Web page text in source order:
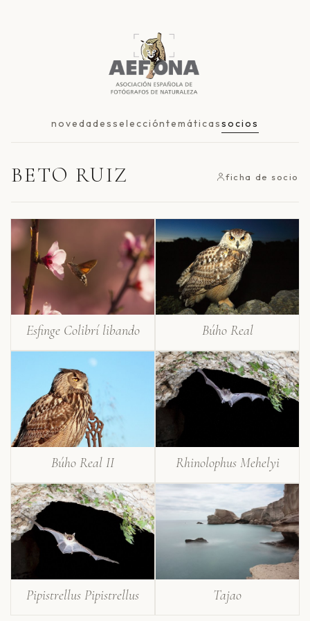
novedadesseleccióntemáticassocios
BETO RUIZ ficha de socio
Esfinge Colibrí libando Búho Real
Búho Real II Rhinolophus Mehelyi
Pipistrellus Pipistrellus Tajao